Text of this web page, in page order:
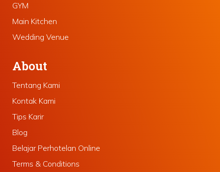
GYM
Main Kitchen
Wedding Venue
About
Tentang Kami
Kontak Kami
Tips Karir
Blog
Belajar Perhotelan Online
Terms & Conditions